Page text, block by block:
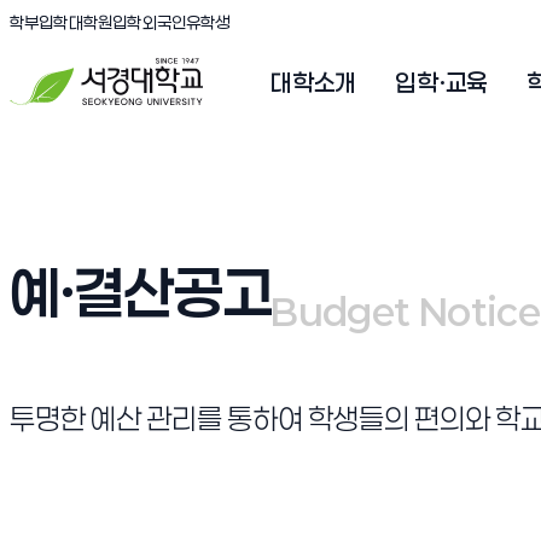
서경대학교
학부입학(새창 열림)
대학원입학(새창 열림)
외국인유학생(새창 열림)
대학소개 입학·교육
예·결산공고Budget Notice
Budget Notice
투명한 예산 관리를 통하여 학생들의 편의와 학